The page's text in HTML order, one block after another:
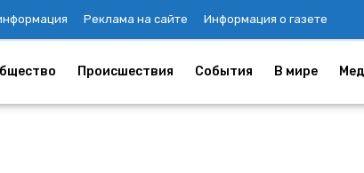
Реклама на сайте Информация о газете
Происшествия События В мире